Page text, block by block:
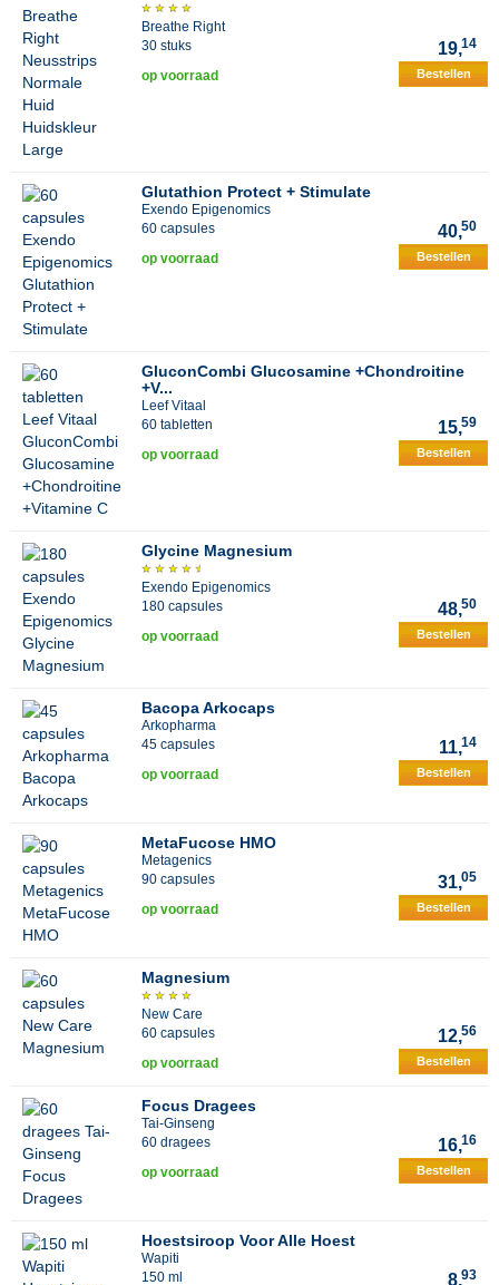
Breathe Right
30 stuks
19,14
op voorraad Bestellen
Glutathion Protect + Stimulate
Exendo Epigenomics
60 capsules
40,50
op voorraad Bestellen
GluconCombi Glucosamine +Chondroitine
+V...
Leef Vitaal
60 tabletten
15,59
op voorraad Bestellen
Glycine Magnesium
Exendo Epigenomics
180 capsules
48,50
op voorraad Bestellen
Bacopa Arkocaps
Arkopharma
45 capsules
11,14
op voorraad Bestellen
MetaFucose HMO
Metagenics
90 capsules
31,05
op voorraad Bestellen
Magnesium
New Care
60 capsules
12,56
op voorraad Bestellen
Focus Dragees
Tai-Ginseng
60 dragees
16,16
op voorraad Bestellen
Hoestsiroop Voor Alle Hoest
Wapiti
150 ml
8,93